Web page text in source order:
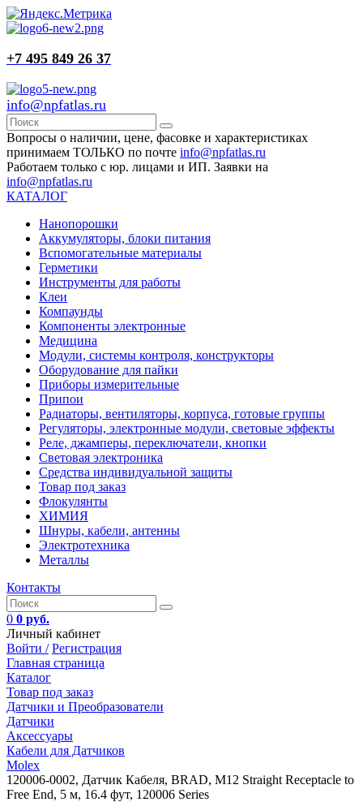
+7 495 849 26 37
info@npfatlas.ru
Вопросы о наличии, цене, фасовке и характеристиках
принимаем ТОЛЬКО по почте info@npfatlas.ru
Работаем только с юр. лицами и ИП. Заявки на
info@npfatlas.ru
КАТАЛОГ
Нанопорошки
Аккумуляторы, блоки питания
Вспомогательные материалы
Герметики
Инструменты для работы
Клеи
Компаунды
Компоненты электронные
Медицина
Модули, системы контроля, конструкторы
Оборудование для пайки
Приборы измерительные
Припои
Радиаторы, вентиляторы, корпуса, готовые группы
Регуляторы, электронные модули, световые эффекты
Реле, джамперы, переключатели, кнопки
Световая электроника
Средства индивидуальной защиты
Товар под заказ
Флокулянты
ХИМИЯ
Шнуры, кабели, антенны
Электротехника
Металлы
Контакты
0 0 руб.
Личный кабинет
Войти / Регистрация
Главная страница
Каталог
Товар под заказ
Датчики и Преобразователи
Датчики
Аксессуары
Кабели для Датчиков
Molex
120006-0002, Датчик Кабеля, BRAD, M12 Straight Receptacle to
Free End, 5 м, 16.4 фут, 120006 Series